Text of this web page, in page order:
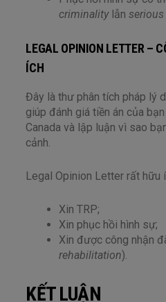
criminalitylẫn
LEGAL OPINION LETTER –
ÍCH
Đây là thư phân tích pháp lý
giúp đánh giá tiền án của
Canada và lập luận vì sao
cảnh.
Legal Opinion Letter rất hữu
Xin TRP;
Xin phục hồi hình sự;
Xin được công nhận
rehabilitation).
KẾT LUẬN